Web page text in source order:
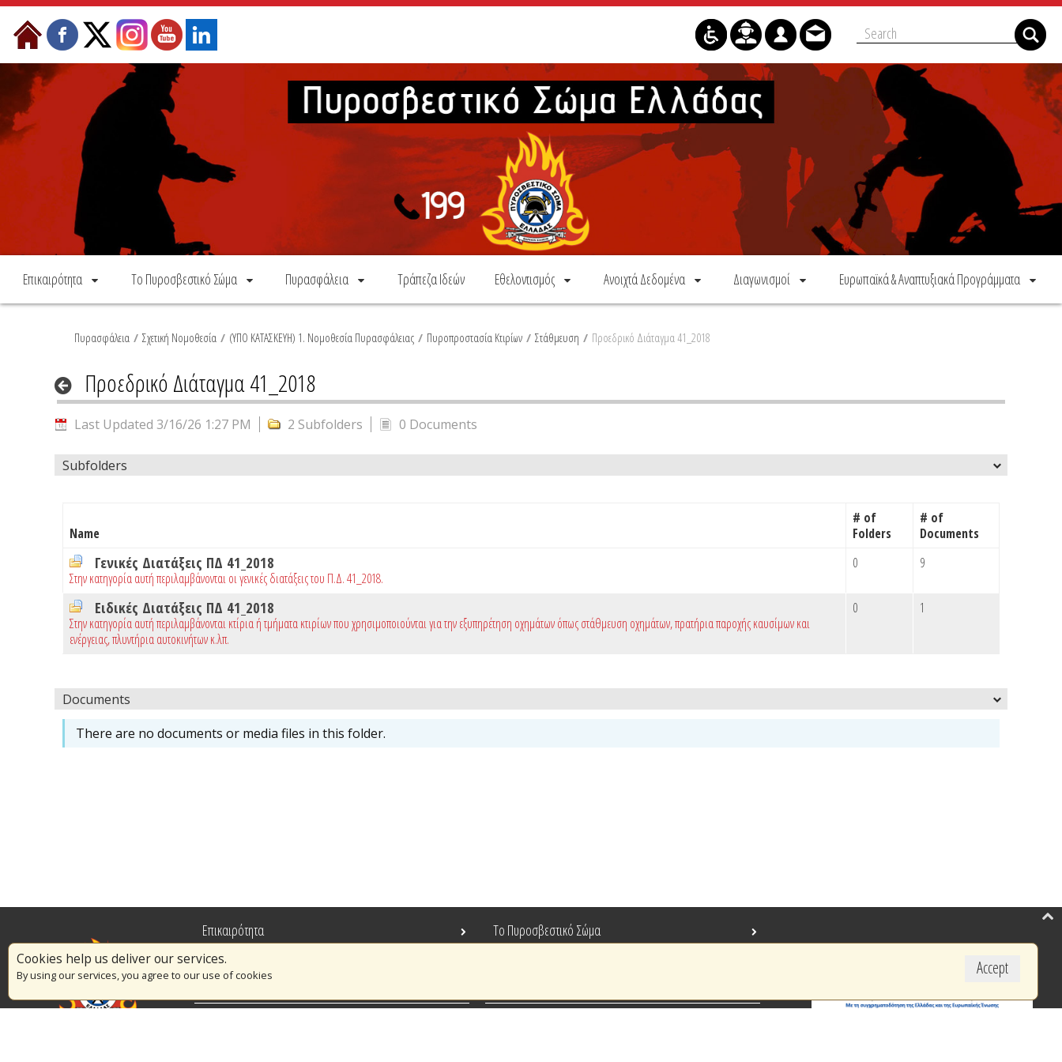
Skip to Content
Επικαιρότητα Το Πυροσβεστικό Σώμα Πυρασφάλεια Τράπεζα Ιδεών Εθελοντισμός Ανοιχτά Δεδομένα Διαγωνισμοί Ευρωπαϊκά & Αναπτυξιακά Προγράμματα
Πυρασφάλεια / Σχετική Νομοθεσία / (ΥΠΟ ΚΑΤΑΣΚΕΥΗ) 1. Νομοθεσία Πυρασφάλειας / Πυροπροστασία Κτιρίων / Στάθμευση / Προεδρικό Διάταγμα 41_2018
Προεδρικό Διάταγμα 41_2018
Last Updated 3/16/26 1:27 PM 2 Subfolders 0 Documents
Subfolders
Name
# of
Folders
# of
Documents
Γενικές Διατάξεις ΠΔ 41_2018
Στην κατηγορία αυτή περιλαμβάνονται οι γενικές διατάξεις του Π.Δ. 41_2018.
0 9
Ειδικές Διατάξεις ΠΔ 41_2018
Στην κατηγορία αυτή περιλαμβάνονται κτίρια ή τμήματα κτιρίων που χρησιμοποιούνται για την εξυπηρέτηση οχημάτων όπως στάθμευση οχημάτων, πρατήρια παροχής καυσίμων και
ενέργειας, πλυντήρια αυτοκινήτων κ.λπ.
0 1
Documents
There are no documents or media files in this folder.
Accept
Cookies help us deliver our services.
By using our services, you agree to our use of cookies
Επικαιρότητα
Το Πυροσβεστικό Σώμα
Πυρασφάλεια